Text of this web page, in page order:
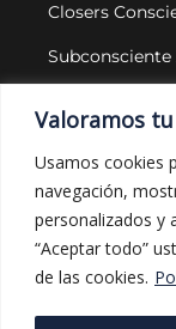
Valoramos
Usamos cookies
navegación,
personalizados y
“Aceptar todo”
de las cookies.
Closers
Subconsciente
LEGAL Y
Aviso legal
Política de
Política de